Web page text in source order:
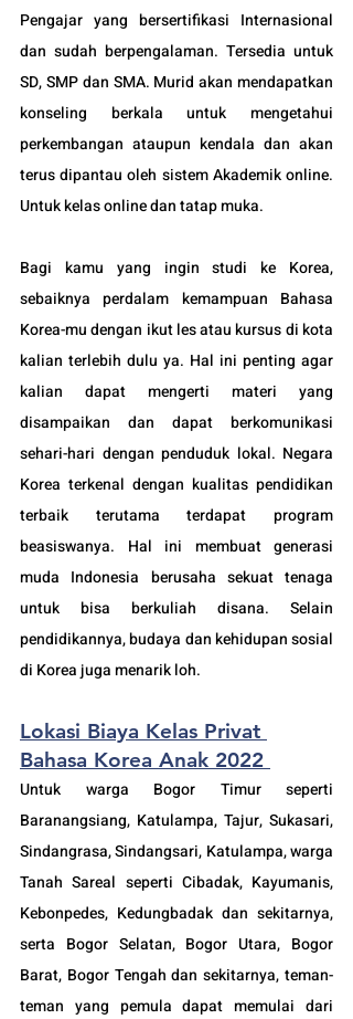
Pengajar yang bersertifikasi Internasional
dan sudah berpengalaman. Tersedia untuk
SD, SMP dan SMA. Murid akan mendapatkan
konseling berkala untuk mengetahui
perkembangan ataupun kendala dan akan
terus dipantau oleh sistem Akademik online.
Untuk kelas online dan tatap muka.
Bagi kamu yang ingin studi ke Korea,
sebaiknya perdalam kemampuan Bahasa
Korea-mu dengan ikut les atau kursus di kota
kalian terlebih dulu ya. Hal ini penting agar
kalian dapat mengerti materi yang
disampaikan dan dapat berkomunikasi
Korea terkenal dengan kualitas pendidikan
terbaik terutama terdapat program
beasiswanya. Hal ini membuat generasi
muda Indonesia berusaha sekuat tenaga
untuk bisa berkuliah disana. Selain
pendidikannya, budaya dan kehidupan sosial
di Korea juga menarik loh.
Lokasi Biaya Kelas Privat
Bahasa Korea Anak 2022
Untuk warga Bogor Timur seperti
Baranangsiang, Katulampa, Tajur, Sukasari,
Sindangrasa, Sindangsari, Katulampa, warga
Tanah Sareal seperti Cibadak, Kayumanis,
Kebonpedes, Kedungbadak dan sekitarnya,
serta Bogor Selatan, Bogor Utara, Bogor
Barat, Bogor Tengah dan sekitarnya, teman-
teman yang pemula dapat memulai dari